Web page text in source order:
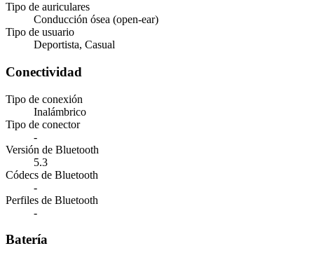
Tipo de auriculares
Conducción ósea (open-ear)
Tipo de usuario
Deportista, Casual
Conectividad
Tipo de conexión
Inalámbrico
Tipo de conector
-
Versión de Bluetooth
5.3
Códecs de Bluetooth
-
Perfiles de Bluetooth
-
Batería